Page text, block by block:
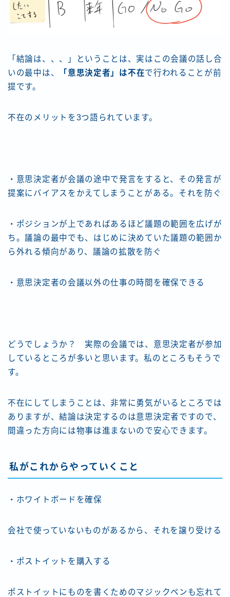
「結論は、、、」ということは、実はこの会議の話し合
いの最中は、
「意思決定者」は不在で行われることが前
提です。
不在のメリットを3つ語られています。
・意思決定者が会議の途中で発言をすると、その発言が
提案にバイアスをかえてしまうことがある。それを防ぐ
・ポジションが上であればあるほど議題の範囲を広げが
ち。議論の最中でも、はじめに決めていた議題の範囲か
ら外れる傾向があり、議論の拡散を防ぐ
・意思決定者の会議以外の仕事の時間を確保できる
どうでしょうか？ 実際の会議では、意思決定者が参加
しているところが多いと思います。私のところもそうで
す。
不在にしてしまうことは、非常に勇気がいるところでは
ありますが、結論は決定するのは意思決定者ですので、
間違った方向には物事は進まないので安心できます。
私がこれからやっていくこと
・ホワイトボードを確保
会社で使っていないものがあるから、それを譲り受ける
・ポストイットを購入する
ポストイットにものを書くためのマジックペンも忘れて